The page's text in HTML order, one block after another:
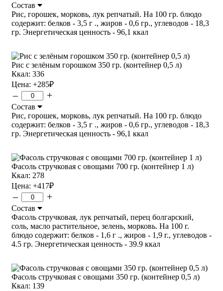
Состав
Рис, горошек, морковь, лук репчатый. На 100 гр. блюдо
содержит: белков - 3,5 г ., жиров - 0,6 гр., углеводов - 18,3
гр. Энергетическая ценность - 96,1 ккал
Рис с зелёным горошком 350 гр. (контейнер 0,5 л)
Ккал: 336
Цена: +285₽
– +
Состав
Рис, горошек, морковь, лук репчатый. На 100 гр. блюдо
содержит: белков - 3,5 г ., жиров - 0,6 гр., углеводов - 18,3
гр. Энергетическая ценность - 96,1 ккал
Фасоль стручковая с овощами 700 гр. (контейнер 1 л)
Ккал: 278
Цена: +417₽
– +
Состав
Фасоль стручковая, лук репчатый, перец болгарский,
соль, масло растительное, зелень, морковь. На 100 г.
блюдо содержит: белков - 1,6 г ., жиров - 1,9 г., углеводов -
4.5 гр. Энергетическая ценность - 39.9 ккал
Фасоль стручковая с овощами 350 гр. (контейнер 0,5 л)
Ккал: 139